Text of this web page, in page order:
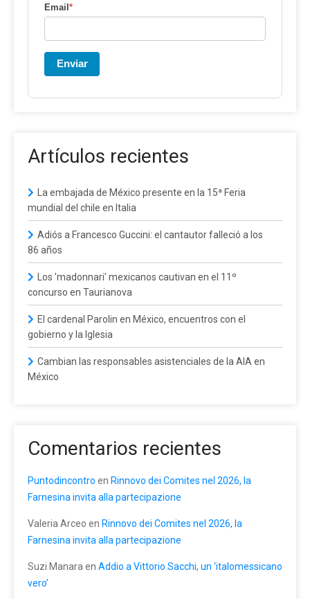
Email *
Enviar
Artículos recientes
La embajada de México presente en la 15ª Feria
mundial del chile en Italia
Adiós a Francesco Guccini: el cantautor falleció a los
86 años
Los 'madonnari' mexicanos cautivan en el 11º
concurso en Taurianova
El cardenal Parolin en México, encuentros con el
gobierno y la Iglesia
Cambian las responsables asistenciales de la AIA en
México
Comentarios recientes
Puntodincontro en Rinnovo dei Comites nel 2026, la
Farnesina invita alla partecipazione
Valeria Arceo en Rinnovo dei Comites nel 2026, la
Farnesina invita alla partecipazione
Suzi Manara en Addio a Vittorio Sacchi, un ‘italomessicano
vero’